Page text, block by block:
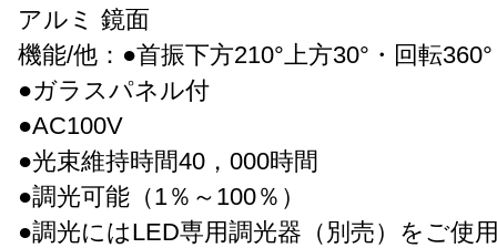
アルミ 鏡面
機能/他：●首振下方210°上方30°・回転360°
●ガラスパネル付
●AC100V
●光束維持時間40，000時間
●調光可能（1％～100％）
●調光にはLED専用調光器（別売）をご使